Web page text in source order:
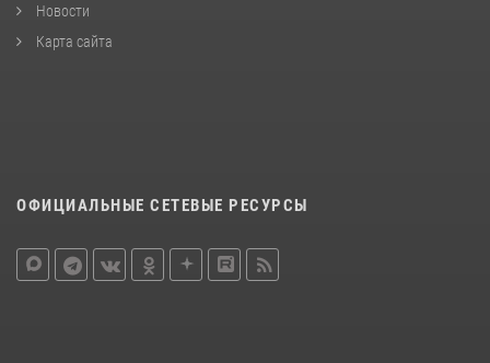
Новости
Карта сайта
ОФИЦИАЛЬНЫЕ СЕТЕВЫЕ РЕСУРСЫ